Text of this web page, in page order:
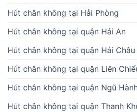
Hút chân không tại Hải Phòng
Hút chân không tại quận Hải An
Hút chân không tại quận Hải Châu
Hút chân không tại quận Liên
Hút chân không tại quận Ngũ
Hút chân không tại quận Thanh